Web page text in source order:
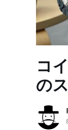
コ
の